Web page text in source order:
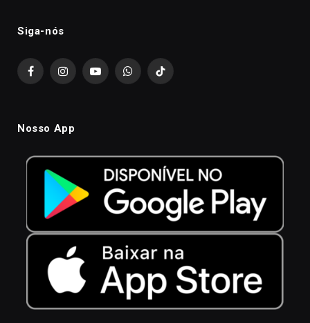
Siga-nós
FacebookInstagramYouTubeWhatsAppTikTok
Nosso App